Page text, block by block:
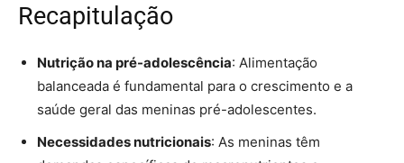
Recapitulação
Nutrição na pré-adolescência: Alimentação
balanceada é fundamental para o crescimento e a
saúde geral das meninas pré-adolescentes.
Necessidades nutricionais: As meninas têm